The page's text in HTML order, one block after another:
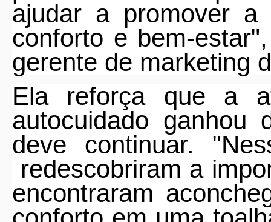
ajudar a promover
conforto e bem-
gerente de marketing
Ela reforça que a
autocuidado
deve continuar.
redescobriram a
encontraram